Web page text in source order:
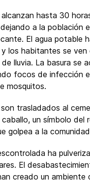
hasta 30
a la población
El agua potable
los habitantes se ven
lluvia. La basura se
focos de infección
mosquitos.
trasladados al
un símbolo del
golpea a la
ha
El
creado un ambiente